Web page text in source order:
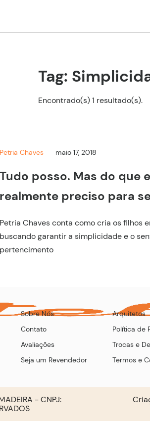
Tag:
Encontrado(s) 1 resultado(s).
Petria Chaves maio 17, 2018
Tudo posso. Mas do que
realmente preciso para
Petria Chaves conta como cria os filhos
buscando garantir a simplicidade e o
pertencimento
Sobre Nós
Contato
Avaliações
Seja um Revendedor
Arquitetos
Política de
Trocas e
Termos e
- CNPJ: